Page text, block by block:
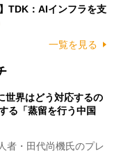
TDK：AIインフラを支
一覧を見る
世界はどう対応するの
る「蒸留を行う中国
者・田代尚機氏のプレ